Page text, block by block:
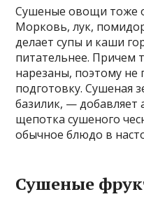
Сушеные овощи тоже
Морковь, лук,
делает супы и каши
питательнее. Причем
нарезаны, поэтому не
подготовку. Сушеная
базилик, —
щепотка сушеного
обычное блюдо в
Сушеные